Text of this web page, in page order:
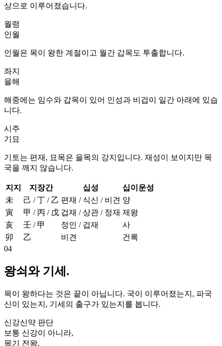
상으로 이루어졌습니다.
월령
인월
인월은 목이 왕한 계절이고 월간 갑목도 투출합니다.
좌지
을해
해중에는 임수와 갑목이 있어 인성과 비겁이 일간 아래에 있습
니다.
시주
기묘
기토는 편재, 묘목은 을목의 강지입니다. 재성이 보이지만 목
국을 깨지 않습니다.
지지 지장간 십성
십이운성
未
己 / 丁 / 乙 편재 / 식신 / 비견 양
寅
甲 / 丙 / 戊 겁재 / 상관 / 정재 제왕
亥
壬 / 甲 정인 / 겁재
사
卯
乙 비견
건록
04
왕쇠와 기세.
목이 왕하다는 것은 끝이 아닙니다. 국이 이루어졌는지, 파국
신이 있는지, 기세의 출구가 있는지를 봅니다.
신강신약 판단
보통 신강이 아니라,
목기 전왕.